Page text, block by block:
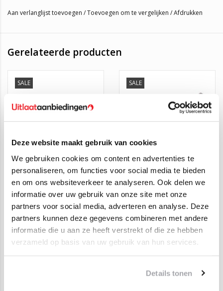
Deze website maakt gebruik van cookies
We gebruiken cookies om content en advertenties te
personaliseren, om functies voor social media te bieden
en om ons websiteverkeer te analyseren. Ook delen we
informatie over uw gebruik van onze site met onze
partners voor social media, adverteren en analyse. Deze
partners kunnen deze gegevens combineren met andere
informatie die u aan ze heeft verstrekt of die ze hebben
verzameld op basis van uw gebruik van hun services.
Details tonen
De Peugeot 206 katalysator is geschikt voor de volgende
2000)
Twijfelt u of deze katalysator geschikt is voor uw auto?
De originele nummers van deze katalysator zijn: 1705HJ,
chassisnummer kunnen wij uitzoeken welke katalysator de juiste
is, neem gerust contact op:
Topautoparts
Afhalen alleen op afspraak
Contact:
info@topautoparts.nl
0541-700-233
Aan verlanglijst toevoegen /Toevoegen om te vergelijken /Afdrukken
Gerelateerde producten
SALE
Uitlaat,
Middendemper
Peugeot 206 2.0 GTI
€120,00 €59,95
SALE
Katalysator Peugeot
206 2.0
€200,00 €97,00
SALE SALE